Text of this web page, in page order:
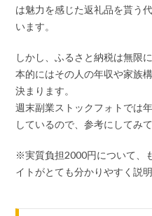
は魅力を感じた返礼品を貰う
います。
しかし、ふるさと納税は無限
本的にはその人の年収や家族
決まります。
週末副業ストックフォトでは
しているので、参考にしてみ
※実質負担2000円について、
イトがとても分かりやすく説